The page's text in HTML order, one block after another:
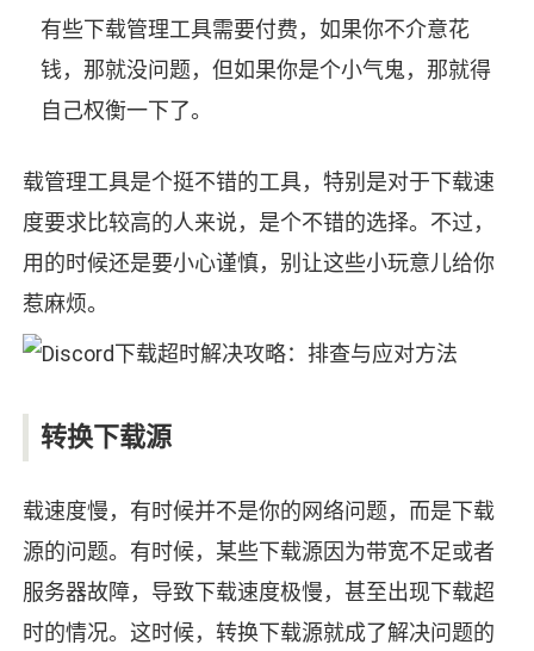
有些下载管理工具需要付费，如果你不介意花
钱，那就没问题，但如果你是个小气鬼，那就得
自己权衡一下了。
载管理工具是个挺不错的工具，特别是对于下载速
度要求比较高的人来说，是个不错的选择。不过，
用的时候还是要小心谨慎，别让这些小玩意儿给你
惹麻烦。
转换下载源
载速度慢，有时候并不是你的网络问题，而是下载
源的问题。有时候，某些下载源因为带宽不足或者
服务器故障，导致下载速度极慢，甚至出现下载超
时的情况。这时候，转换下载源就成了解决问题的